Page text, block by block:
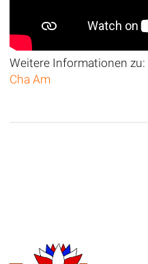
Weitere Informationen zu:
Cha Am